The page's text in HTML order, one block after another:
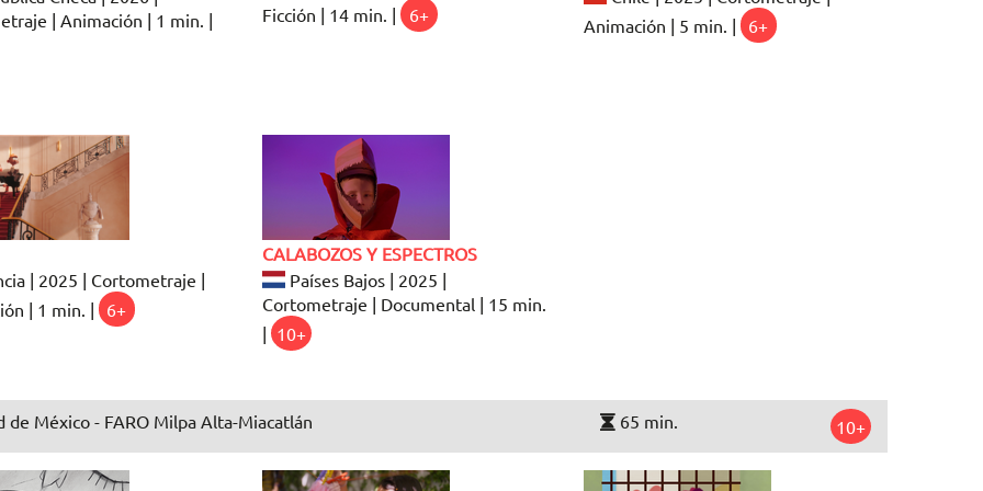
| Animación | 1 min. |
Ficción | 14 min. | 6+
Animación | 5 min. |
6+
| 2025 | Cortometraje |
| 1 min. |
6+
CALABOZOS Y ESPECTROS
Países Bajos | 2025 |
Cortometraje | Documental | 15 min.
| 10+
de México - FARO Milpa Alta-Miacatlán 65 min. 10+